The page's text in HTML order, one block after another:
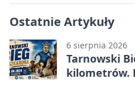
Ostatnie Artykuły
6 sierpnia 2026
Tarnowski
kilometrów.